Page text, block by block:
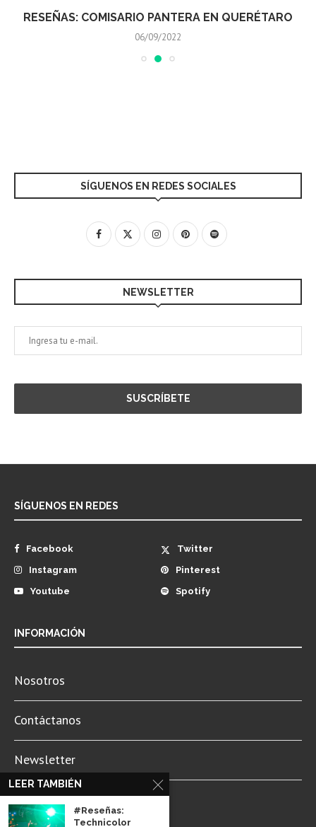
RESEÑAS: COMISARIO PANTERA EN QUERÉTARO
06/09/2022
SÍGUENOS EN REDES SOCIALES
NEWSLETTER
SÍGUENOS EN REDES
Facebook
Twitter
Instagram
Pinterest
Youtube
Spotify
INFORMACIÓN
Nosotros
Contáctanos
Newsletter
Aviso de Privacidad
LEER TAMBIÉN
#Reseñas:
Technicolor